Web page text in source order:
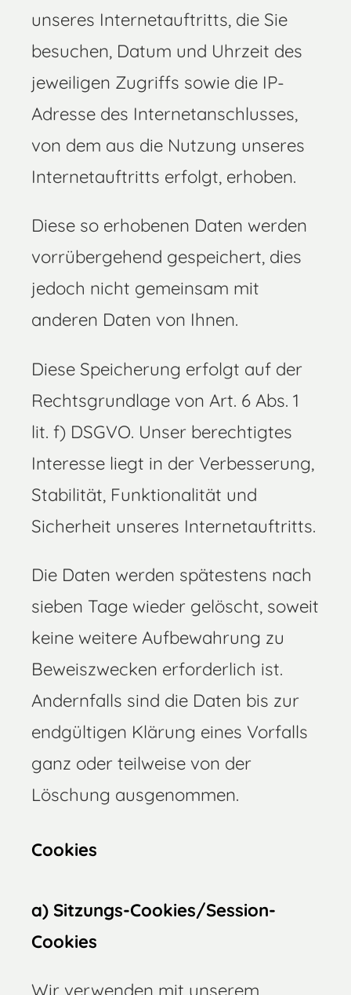
unseres Internetauftritts, die Sie
besuchen, Datum und Uhrzeit des
jeweiligen Zugriffs sowie die IP-
Adresse des Internetanschlusses,
von dem aus die Nutzung unseres
Internetauftritts erfolgt, erhoben.
Diese so erhobenen Daten werden
vorrübergehend gespeichert, dies
jedoch nicht gemeinsam mit
anderen Daten von Ihnen.
Diese Speicherung erfolgt auf der
Rechtsgrundlage von Art. 6 Abs. 1
lit. f) DSGVO. Unser berechtigtes
Interesse liegt in der Verbesserung,
Stabilität, Funktionalität und
Sicherheit unseres Internetauftritts.
Die Daten werden spätestens nach
sieben Tage wieder gelöscht, soweit
keine weitere Aufbewahrung zu
Beweiszwecken erforderlich ist.
Andernfalls sind die Daten bis zur
endgültigen Klärung eines Vorfalls
ganz oder teilweise von der
Löschung ausgenommen.
Cookies
a) Sitzungs-Cookies/Session-
Cookies